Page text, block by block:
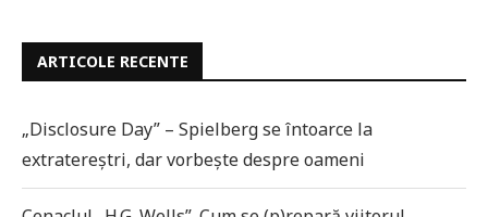
ARTICOLE RECENTE
„Disclosure Day” – Spielberg se întoarce la
extratereștri, dar vorbește despre oameni